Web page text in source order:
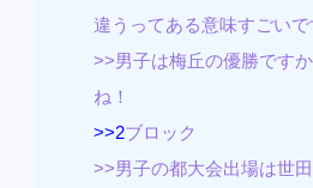
違うってある意味すごいで
>>男子は梅丘の優勝です
ね！
>>2ブロック
>>男子の都大会出場は世